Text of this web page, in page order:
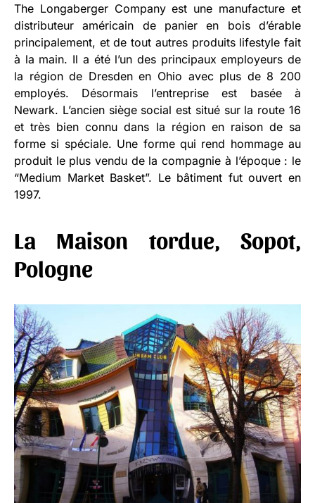
The Longaberger Company est une manufacture et
distributeur américain de panier en bois d’érable
principalement, et de tout autres produits lifestyle fait
à la main. Il a été l’un des principaux employeurs de
la région de Dresden en Ohio avec plus de 8 200
employés. Désormais l’entreprise est basée à
Newark. L’ancien siège social est situé sur la route 16
et très bien connu dans la région en raison de sa
forme si spéciale. Une forme qui rend hommage au
produit le plus vendu de la compagnie à l’époque : le
“Medium Market Basket”. Le bâtiment fut ouvert en
1997.
La Maison tordue, Sopot,
Pologne